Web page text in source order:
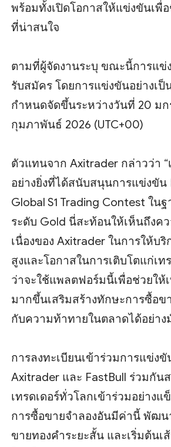
พร้อมทั้งเปิดโอกาสให้แข่งขันเพื่อ
ที่น่าสนใจ
ตามที่ผู้จัดงานระบุ ขณะนี้การแข่
รับสมัคร โดยการแข่งขันอย่างเป็
กำหนดจัดขึ้นระหว่างวันที่ 20 มก
กุมภาพันธ์ 2026 (UTC+00)
ตัวแทนจาก Axitrader กล่าวว่า “
อย่างยิ่งที่ได้สนับสนุนการแข่งขัน
Global S1 Trading Contest ใน
ระดับ Gold นี่สะท้อนให้เห็นถึงค
เนื่องของ Axitrader ในการให้บ
สูงและโอกาสในการเติบโตแก่เท
ว่าจะใช้แพลตฟอร์มนี้เพื่อช่วยให้
มากขึ้นเสริมสร้างทักษะการซื้อข
กับความท้าทายในตลาดได้อย่าง
การลงทะเบียนเข้าร่วมการแข่งขั
Axitrader และ FastBull ร่วมกัน
เทรดเดอร์ทั่วโลกเข้าร่วมอย่าง
การซื้อขายจำลองอันมีค่านี้ พัฒน
ขายทองคำระยะสั้น และเริ่มต้นเ